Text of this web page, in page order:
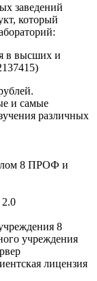
заведений
который
в высших и
и самые
различных
8 ПРОФ и
8
учреждения
лицензия